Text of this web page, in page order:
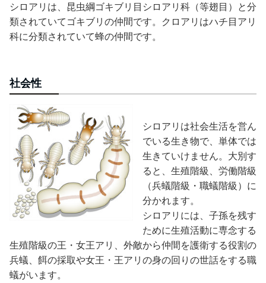
シロアリは、昆虫綱ゴキブリ目シロアリ科（等翅目）と分
類されていてゴキブリの仲間です。クロアリはハチ目アリ
科に分類されていて蜂の仲間です。
社会性
シロアリは社会生活を営ん
でいる生き物で、単体では
生きていけません。大別す
ると、生殖階級、労働階級
（兵蟻階級・職蟻階級）に
分かれます。
シロアリには、子孫を残す
ために生殖活動に専念する
生殖階級の王・女王アリ、外敵から仲間を護衛する役割の
兵蟻、餌の採取や女王・王アリの身の回りの世話をする職
蟻がいます。